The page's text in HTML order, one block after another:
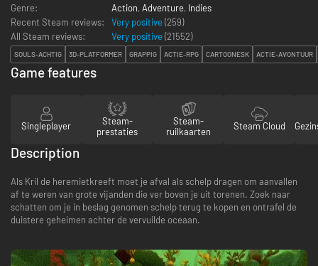
Genre:
Action, Adventure, Indies
Recent Steam reviews:
Very positive (259)
All Steam reviews:
Very positive (21552)
SOULS-ACHTIG 3D-PLATFORMER GRAPPIG ACTIE-RPG CARTOONESK ACTIE-AVONTUUR
Game features
Singleplayer
Steam-
prestaties
Steam-
ruilkaarten
Steam Cloud
Description
Als Kril de heremietkreeft moet je afval als schelp dragen om aanvallen
af te weren van grote vijanden die ver boven je uit torenen. Zoek naar
schatten om je in beslag genomen schelp terug te kopen en ontrafel de
duistere geheimen achter de vervuilde oceaan.